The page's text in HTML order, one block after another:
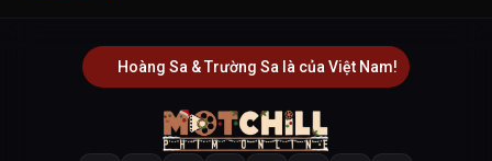
Hoàng Sa & Trường Sa là của Việt Nam!